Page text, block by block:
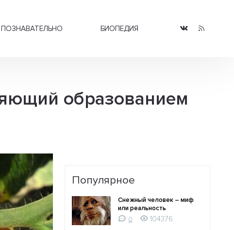
ПОЗНАВАТЕЛЬНО БИОПЕДИЯ
образованием
Популярное
Снежный человек – миф
или реальность
0
104376